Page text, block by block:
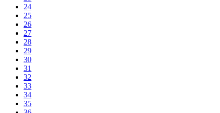
24
25
26
27
28
29
30
31
32
33
34
35